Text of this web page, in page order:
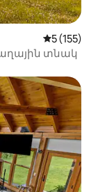
Միջին
5 (155)
տնակ